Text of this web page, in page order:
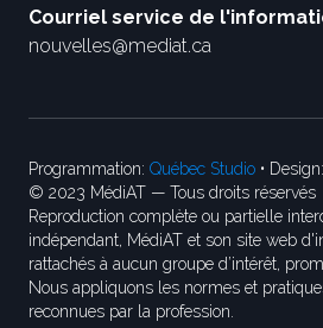
Courriel service de
nouvelles@mediat.ca
Programmation: Québec Studio • Design:
© 2023 MédiAT — Tous droits réservés
Reproduction complète ou partielle
indépendant, MédiAT et son site web
rattachés à aucun groupe d’intérêt,
Nous appliquons les normes et
reconnues par la profession.